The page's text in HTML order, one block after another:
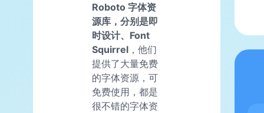
Roboto 字体资
源库，分别是即
时设计、Font
Squirrel ，他们
提供了大量免费
的字体资源，可
免费使用，都是
很不错的字体资